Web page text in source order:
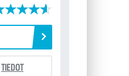
TIEDOT